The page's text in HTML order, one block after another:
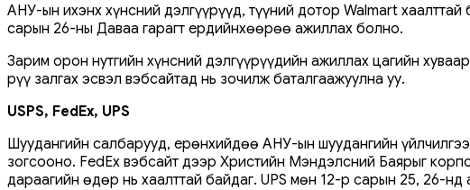
АНУ-ын ихэнх хүнсний дэлгүүрүүд, түүний дотор Walmart
сарын 26-ны Даваа гарагт ердийнхөөрөө ажиллах болно.
Зарим орон нутгийн хүнсний дэлгүүрүүдийн ажиллах цагийн
рүү залгах эсвэл вэбсайтад нь зочилж баталгаажуулна уу.
USPS, FedEx, UPS
Шуудангийн салбарууд, ерөнхийдөө АНУ-ын шуудангийн
зогсооно. FedEx вэбсайт дээр Христийн Мэндэлсний Баярыг
дараагийн өдөр нь хаалттай байдаг. UPS мөн 12-р сарын 25, 26-